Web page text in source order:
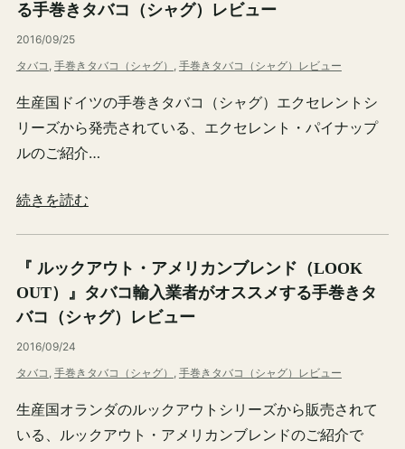
る手巻きタバコ（シャグ）レビュー
2016/09/25
タバコ , 手巻きタバコ（シャグ） , 手巻きタバコ（シャグ）レビュー
生産国ドイツの手巻きタバコ（シャグ）エクセレントシ
リーズから発売されている、エクセレント・パイナップ
ルのご紹介…
続きを読む
『 ルックアウト・アメリカンブレンド（LOOK
OUT）』タバコ輸入業者がオススメする手巻きタ
バコ（シャグ）レビュー
2016/09/24
タバコ , 手巻きタバコ（シャグ） , 手巻きタバコ（シャグ）レビュー
生産国オランダのルックアウトシリーズから販売されて
いる、ルックアウト・アメリカンブレンドのご紹介で